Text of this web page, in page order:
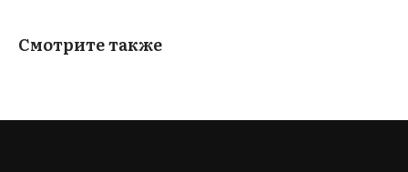
Смотрите также